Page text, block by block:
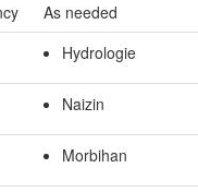
As needed
Hydrologie
Naizin
Morbihan